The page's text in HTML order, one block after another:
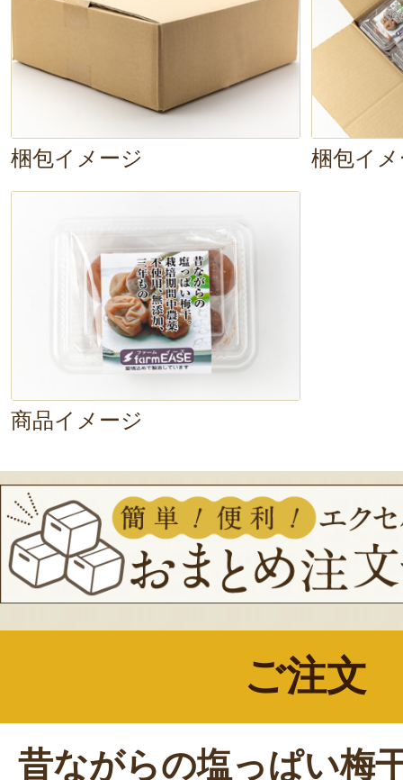
ぱりとした、絶品チャーハンです。
ぜひ、みなさんも色々な食べ方で、
ろやかな梅干を味わってください。
梱包イメージ 梱包イ
商品イメージ
ご注文
昔ながらの塩っぱい梅